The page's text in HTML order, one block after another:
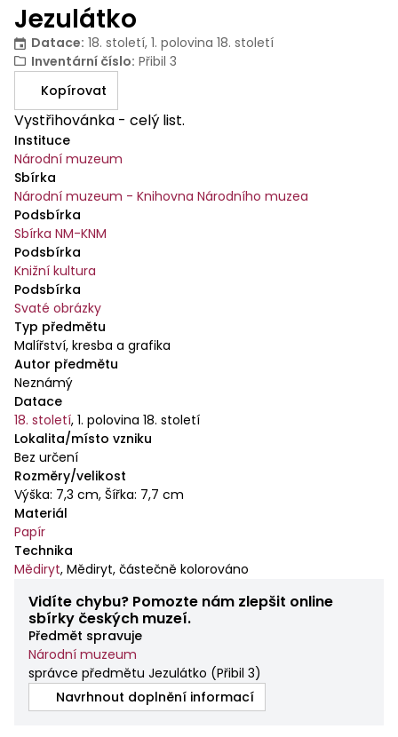
Jezulátko
Datace: 18. století, 1. polovina 18. století
Inventární číslo: Přibil 3
Kopírovat
Vystřihovánka - celý list.
Instituce
Národní muzeum
Sbírka
Národní muzeum - Knihovna Národního muzea
Podsbírka
Sbírka NM-KNM
Podsbírka
Knižní kultura
Podsbírka
Svaté obrázky
Typ předmětu
Malířství, kresba a grafika
Autor předmětu
Neznámý
Datace
18. století, 1. polovina 18. století
Lokalita/místo vzniku
Bez určení
Rozměry/velikost
Výška: 7,3 cm, Šířka: 7,7 cm
Materiál
Papír
Technika
Mědiryt, Mědiryt, částečně kolorováno
Vidíte chybu? Pomozte nám zlepšit online
sbírky českých muzeí.
Předmět spravuje
Národní muzeum
správce předmětu Jezulátko (Přibil 3)
Navrhnout doplnění informací